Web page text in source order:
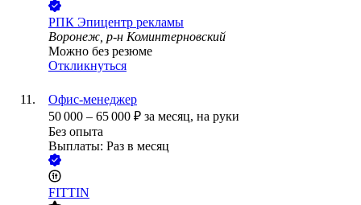
РПК Эпицентр рекламы
Воронеж, р-н Коминтерновский
Можно без резюме
Откликнуться
Офис-менеджер
50 000 – 65 000 ₽ за месяц, на руки
Без опыта
Выплаты: Раз в месяц
FITTIN